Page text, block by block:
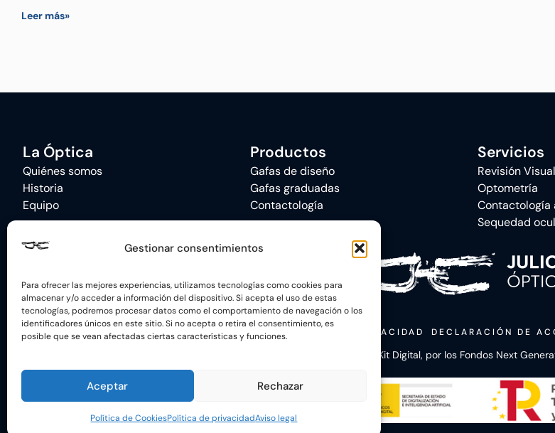
Gestionar consentimientos
Para ofrecer las mejores experiencias, utilizamos tecnologías como cookies para
almacenar y/o acceder a información del dispositivo. Si acepta el uso de estas
tecnologías, podremos procesar datos como el comportamiento de navegación o los
identificadores únicos en este sitio. Si no acepta o retira el consentimiento, es
posible que se vean afectadas ciertas características y funciones.
Aceptar Rechazar
Política de CookiesPolítica de privacidadAviso legal
Leer más»
La Óptica
Quiénes somos
Historia
Equipo
Productos
Gafas de diseño
Gafas graduadas
Contactología
Servicios
Revisión Visual
Optometría
Contactología
Sequedad
AVISO LEGAL POLÍTICA DE PRIVACIDAD DECLARACIÓN DE
Financiado por la Unión Europea con el Programa Kit Digital, por los Fondos Next